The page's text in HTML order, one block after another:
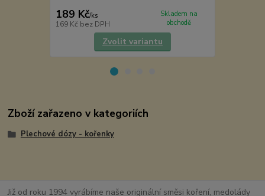
189 Kč/ks
169 Kč bez DPH
Skladem na
obchodě
Zvolit variantu
Zboží zařazeno v kategoriích
Plechové dózy - kořenky
Již od roku 1994 vyrábíme naše originální směsi koření, medolády